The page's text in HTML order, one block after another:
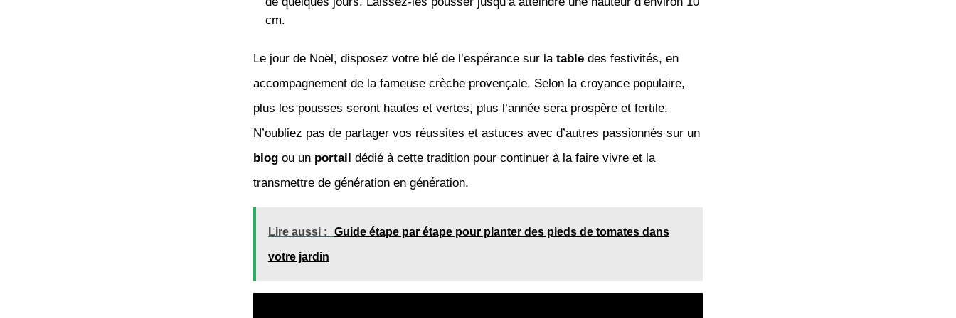
cm.
Le jour de Noël, disposez votre blé de l’espérance sur la tabledes festivités, en
accompagnement de la fameuse crèche provençale. Selon la croyance populaire,
plus les pousses seront hautes et vertes, plus l’année sera prospère et fertile.
N’oubliez pas de partager vos réussites et astuces avec d’autres passionnés sur un
blogou un portail dédié à cette tradition pour continuer à la faire vivre et la
transmettre de génération en génération.
Lire aussi : Guide étape par étape pour planter des pieds de tomates dans
votre jardin